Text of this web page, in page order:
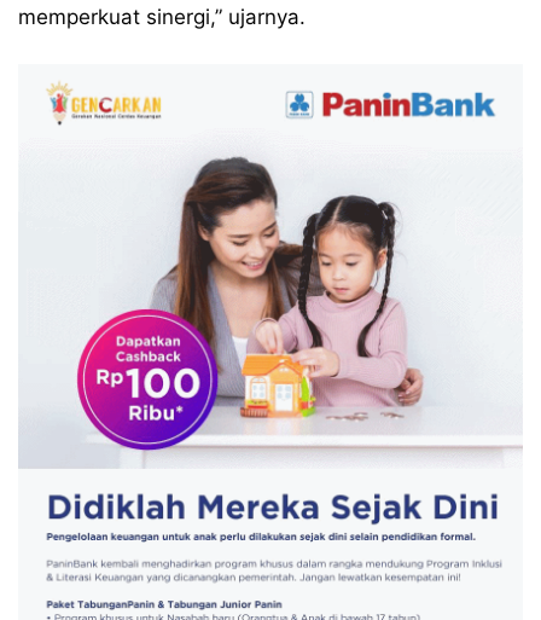
memperkuat sinergi,” ujarnya.